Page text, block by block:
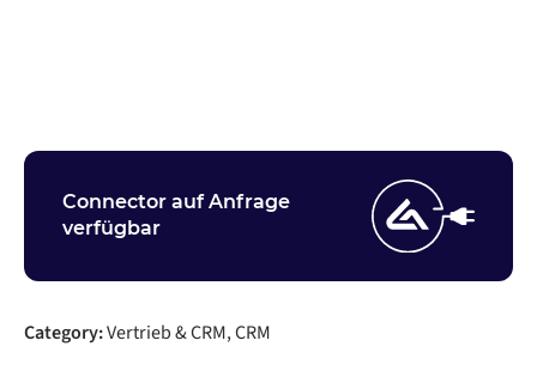
Connector auf Anfrage
verfügbar
Category:Vertrieb & CRM, CRM